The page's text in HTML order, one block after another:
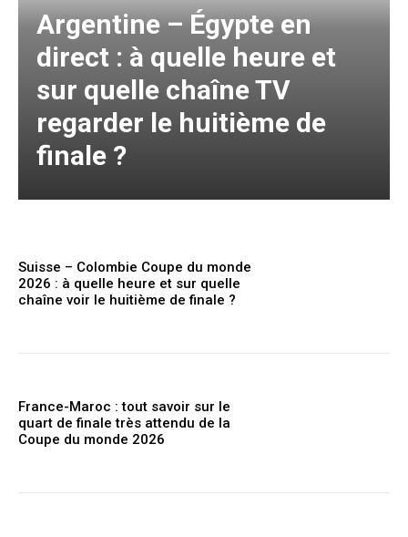
Argentine – Égypte en
direct : à quelle heure et
sur quelle chaîne TV
regarder le huitième de
finale ?
Suisse – Colombie Coupe du monde
2026 : à quelle heure et sur quelle
chaîne voir le huitième de finale ?
France-Maroc : tout savoir sur le
quart de finale très attendu de la
Coupe du monde 2026